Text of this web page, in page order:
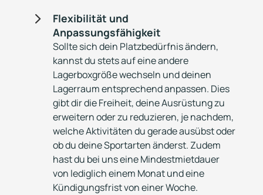
5
Flexibilität und
Anpassungsfähigkeit
Sollte sich dein Platzbedürfnis ändern,
kannst du stets auf eine andere
Lagerboxgröße wechseln und deinen
Lagerraum entsprechend anpassen. Dies
gibt dir die Freiheit, deine Ausrüstung zu
erweitern oder zu reduzieren, je nachdem,
welche Aktivitäten du gerade ausübst oder
ob du deine Sportarten änderst. Zudem
hast du bei uns eine Mindestmietdauer
von lediglich einem Monat und eine
Kündigungsfrist von einer Woche.